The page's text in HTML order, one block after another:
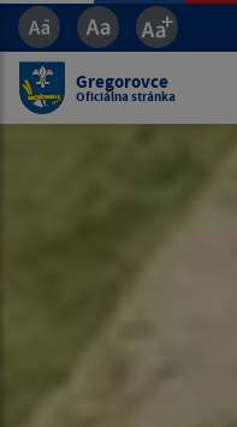
Gregorovce
Oficiálna stránka